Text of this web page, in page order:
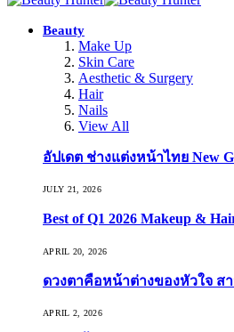
Beauty
Make Up
Skin Care
Aesthetic & Surgery
Hair
Nails
View All
อัปเดต ช่างแต่งหน้าไทย New
JULY 21, 2026
Best of Q1 2026 Makeup &
APRIL 20, 2026
ดวงตาคือหน้าต่างของหัวใจ ส
APRIL 2, 2026